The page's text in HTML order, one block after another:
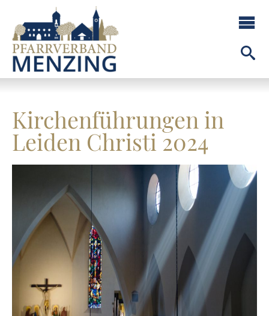
Kirchenführungen in
Leiden Christi 2024